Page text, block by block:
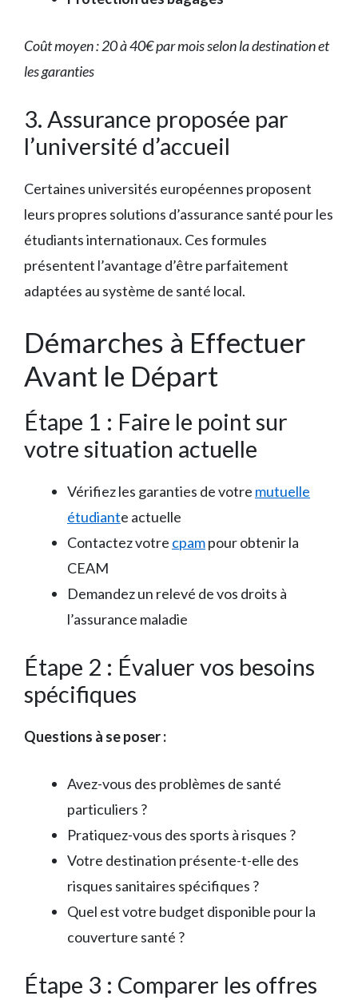
Coût moyen : 20 à 40€ par mois selon la destination et
les garanties
3. Assurance proposée par
l’université d’accueil
Certaines universités européennes proposent
leurs propres solutions d’assurance santé pour les
étudiants internationaux. Ces formules
présentent l’avantage d’être parfaitement
adaptées au système de santé local.
Démarches à Effectuer
Avant le Départ
Étape 1 : Faire le point sur
votre situation actuelle
Vérifiez les garanties de votre mutuelle
étudiante actuelle
Contactez votre cpampour obtenir la
CEAM
Demandez un relevé de vos droits à
l’assurance maladie
Étape 2 : Évaluer vos besoins
spécifiques
Questions à se poser :
Avez-vous des problèmes de santé
particuliers ?
Pratiquez-vous des sports à risques ?
Votre destination présente-t-elle des
risques sanitaires spécifiques ?
Quel est votre budget disponible pour la
couverture santé ?
Étape 3 : Comparer les offres